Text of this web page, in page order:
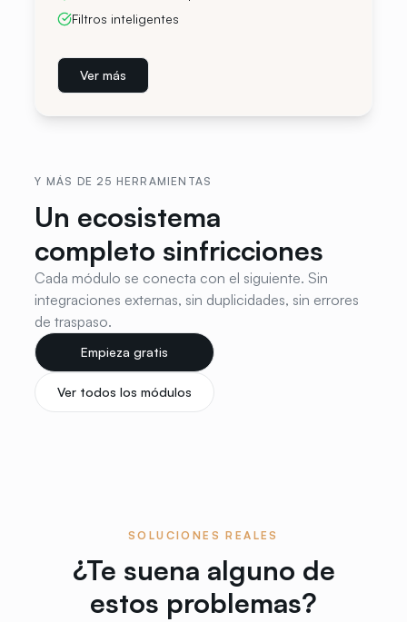
Filtros inteligentes
Ver más
Y MÁS DE 25 HERRAMIENTAS
Un ecosistema
completo sinfricciones
Cada módulo se conecta con el siguiente. Sin
integraciones externas, sin duplicidades, sin errores
de traspaso.
Empieza gratis
Ver todos los módulos
SOLUCIONES REALES
¿Te suena alguno de
estos problemas?
Todo tu negocio en una sola
plataforma
Facturación con Veri*factu, ventas, inventario, fichajes
y contabilidad. Prueba el plan Pro completo y decide
después.
89€
Listo en menos de 2 minutos · Cancela cuando quieras